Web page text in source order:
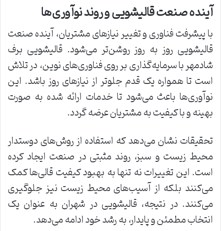
آینده صنعت قالیشویی و روند نوآوری‌ها
با پیشرفت فناوری و تغییر نیازهای مشتریان، آینده صنعت
قالیشویی روز به روز روشن‌تر می‌شود. قالیشویی برف
شادمهر با سرمایه‌گذاری بر روی فناوری‌های نوین، در تلاش
است تا همواره یک قدم جلوتر از نیازهای روز باشد. این
نوآوری‌ها باعث می‌شود تا خدمات ارائه شده به صورت
بهینه و با کیفیت به مشتریان عرضه گردد.
تحقیقات نشان می‌دهد که استفاده از روش‌های دوستدار
محیط زیست و سبز، روند مثبتی در صنعت ایجاد کرده
است. این تغییرات نه تنها به بهبود کیفیت قالی‌ها کمک
می‌کنند بلکه از آسیب‌های محیط زیست نیز جلوگیری
می‌کنند. در نتیجه، قالیشویی در شهران به عنوان یک
انتخاب مطمئن و پایدار، به رشد خود ادامه می‌دهد.